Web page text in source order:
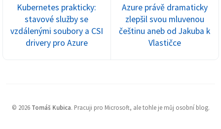
Kubernetes prakticky:
stavové služby se
vzdálenými soubory a CSI
drivery pro Azure
Azure právě dramaticky
zlepšil svou mluvenou
češtinu aneb od Jakuba k
Vlastičce
© 2026 Tomáš Kubica. Pracuji pro Microsoft, ale tohle je můj osobní blog.